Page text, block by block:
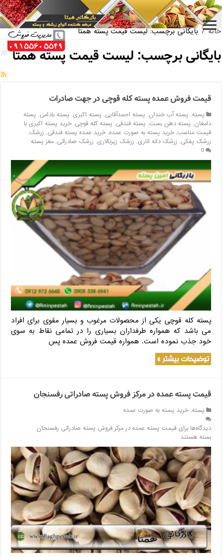
بازار فروش پسته اکبری بسته بندی
خانه / بایگانی برچسب: لیست قیمت پسته همتا
بایگانی برچسب: لیست قیمت پسته همتا
قیمت فروش عمده پسته کله قوچی در جهت صادرات
پسته, پسته آب خندان, پسته احمدآقایی, پسته اکبری, پسته بادامی, پسته
دامغان, پسته دهن بست, پسته فندقی, پسته کله قوچی,خرید پسته اکبری با
قیمت مناسب,خرید پسته به صورت عمده,خرید عمده پسته فندقی, زرشک,
زرشک پفکی, زرشک دانه اناری, زرشک زیرتالاری, زرشک صادراتی,مغز پسته
0
پسته کله قوچی یکی از محصولات مرغوب و بسیار مقوی برای افراد
می باشد که همواره طرفداران بسیاری را در تمامی نقاط به سوی
خود جذب نموده است. همواره قیمت فروش عمده پس
توضیحات بیشتر »
قیمت پسته عمده در مرکز فروش پسته صادراتی رفسنجان
پسته,خرید پسته به صورت عمده
دیدگاه‌هابرای قیمت پسته عمده در مرکز فروش پسته صادراتی رفسنجان
بسته هستند